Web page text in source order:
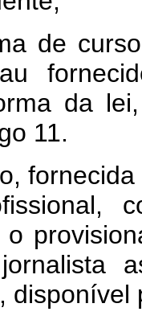
curso
da
11.
disponível